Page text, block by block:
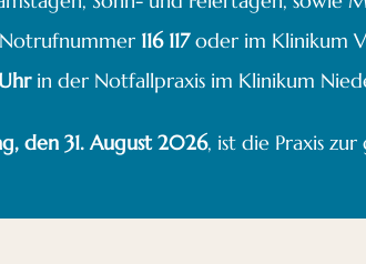
116 117oder im Klinikum
in der Notfallpraxis im Klinikum
den 31. August 2026, ist die Praxis